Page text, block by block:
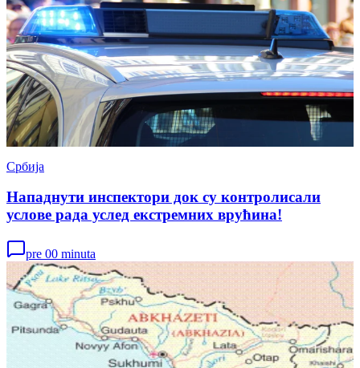
Србија
Нападнути инспектори док су контролисали
услове рада услед екстремних врућина!
pre 00 minuta